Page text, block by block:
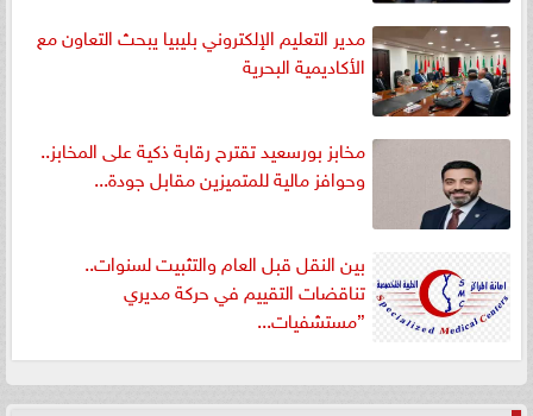
مدير التعليم الإلكتروني بليبيا يبحث التعاون مع
الأكاديمية البحرية
مخابز بورسعيد تقترح رقابة ذكية على المخابز..
وحوافز مالية للمتميزين مقابل جودة...
بين النقل قبل العام والتثبيت لسنوات..
تناقضات التقييم في حركة مديري
”مستشفيات...